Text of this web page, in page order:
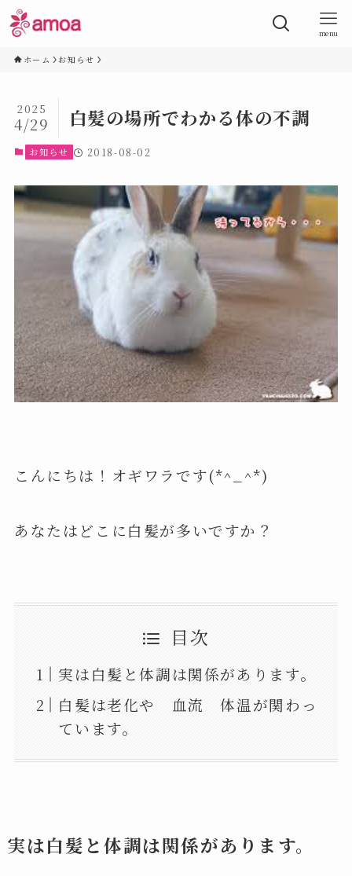
menu
ホーム お知らせ
白髪の場所でわかる体の不調
2025
4/29
お知らせ 2018-08-02
こんにちは！オギワラです(*^_^*)
あなたはどこに白髪が多いですか？
目次
実は白髪と体調は関係があります。
白髪は老化や 血流 体温が関わっ
ています。
実は白髪と体調は関係があります。